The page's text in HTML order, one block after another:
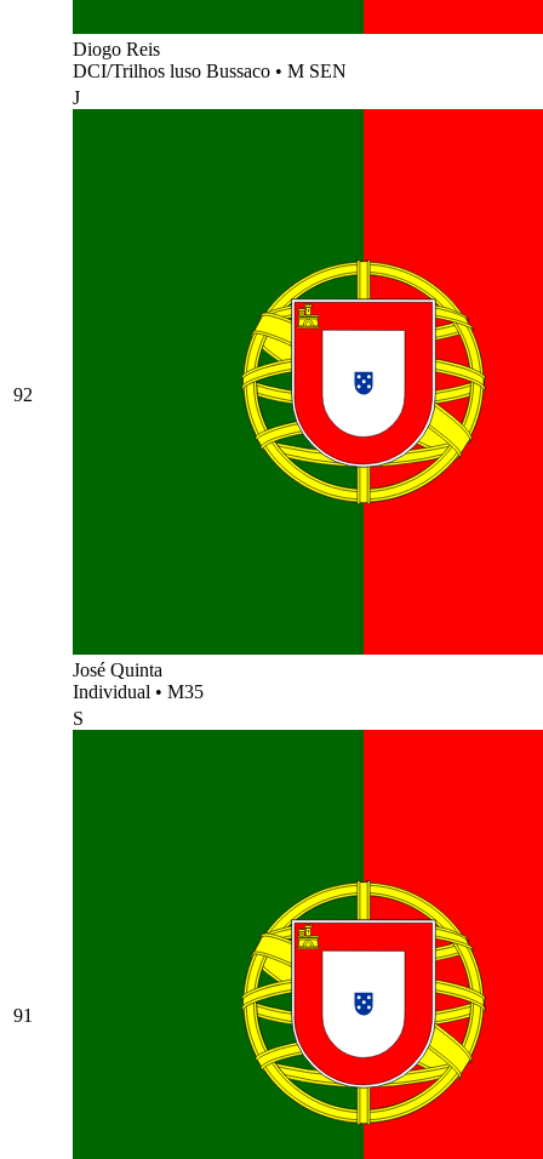
Diogo Reis
DCI/Trilhos luso Bussaco • M SEN
92
J
José Quinta
Individual • M35
91
S